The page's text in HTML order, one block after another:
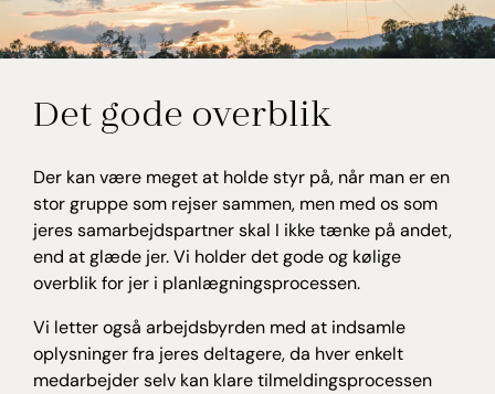
Det gode overblik
Der kan være meget at holde styr på, når man er en
stor gruppe som rejser sammen, men med os som
jeres samarbejdspartner skal I ikke tænke på andet,
end at glæde jer. Vi holder det gode og kølige
overblik for jer i planlægningsprocessen.
Vi letter også arbejdsbyrden med at indsamle
oplysninger fra jeres deltagere, da hver enkelt
medarbejder selv kan klare tilmeldingsprocessen